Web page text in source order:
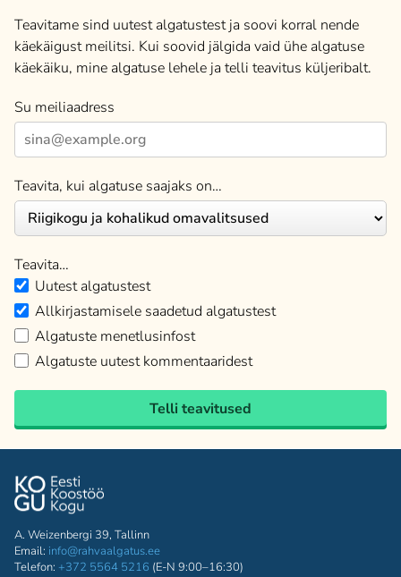
Teavitame sind uutest algatustest ja soovi korral nende
käekäigust meilitsi. Kui soovid jälgida vaid ühe algatuse
käekäiku, mine algatuse lehele ja telli teavitus küljeribalt.
Su meiliaadress
Teavita, kui algatuse saajaks on…
Teavita…
Uutest algatustest
Allkirjastamisele saadetud algatustest
Algatuste menetlusinfost
Algatuste uutest kommentaaridest
Telli teavitused
A. Weizenbergi 39, Tallinn
Email: info@rahvaalgatus.ee
Telefon: +372 5564 5216 (E-N 9:00–16:30)